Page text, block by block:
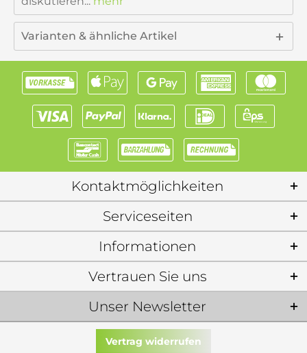
Varianten & ähnliche Artikel
Kontaktmöglichkeiten
Serviceseiten
Informationen
Unser Newsletter
Vertrauen Sie uns
Vertrag widerrufen